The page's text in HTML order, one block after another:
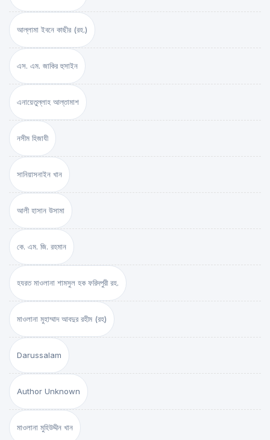
আল্লামা ইবনে কাছীর (রহ.)
এস. এম. জাকির হুসাইন
এনায়েতুল্লাহ আল্‌তামাশ
নসীম হিজাযী
সানিয়াসনাইন খান
আলী হাসান উসামা
কে. এম. জি. রহমান
হযরত মাওলানা শামসুল হক ফরিদপুরী রহ.
মাওলানা মুহাম্মাদ আবদুর রহীম (রহ)
Darussalam
Author Unknown
মাওলানা মুহিউদ্দীন খান